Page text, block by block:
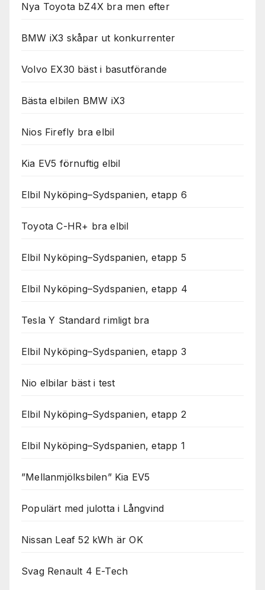
Nya Toyota bZ4X bra men efter
BMW iX3 skåpar ut konkurrenter
Volvo EX30 bäst i basutförande
Bästa elbilen BMW iX3
Nios Firefly bra elbil
Kia EV5 förnuftig elbil
Elbil Nyköping–Sydspanien, etapp 6
Toyota C-HR+ bra elbil
Elbil Nyköping–Sydspanien, etapp 5
Elbil Nyköping–Sydspanien, etapp 4
Tesla Y Standard rimligt bra
Elbil Nyköping–Sydspanien, etapp 3
Nio elbilar bäst i test
Elbil Nyköping–Sydspanien, etapp 2
Elbil Nyköping–Sydspanien, etapp 1
”Mellanmjölksbilen” Kia EV5
Populärt med julotta i Långvind
Nissan Leaf 52 kWh är OK
Svag Renault 4 E-Tech